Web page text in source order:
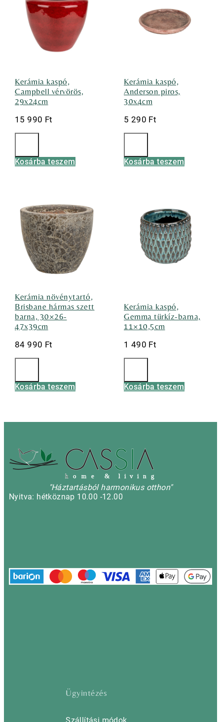
Kerámia kaspó,
Campbell vérvörös,
29x24cm
15 990 Ft
Kosárba teszem
Kerámia kaspó,
Anderson piros,
30x4cm
5 290 Ft
Kosárba teszem
Kerámia növénytartó,
Brisbane hármas szett
barna, 30×26-
47x39cm
84 990 Ft
Kosárba teszem
Kerámia kaspó,
Gemma türkíz-barna,
11×10,5cm
1 490 Ft
Kosárba teszem
h o m e & l i v i n g
"Háztartásból harmonikus otthon"
Nyitva: hétköznap 10.00 -12.00
Ügyintézés
Szállítási módok